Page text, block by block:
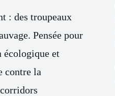
: des troupeaux
Pensée pour
écologique et
contre la